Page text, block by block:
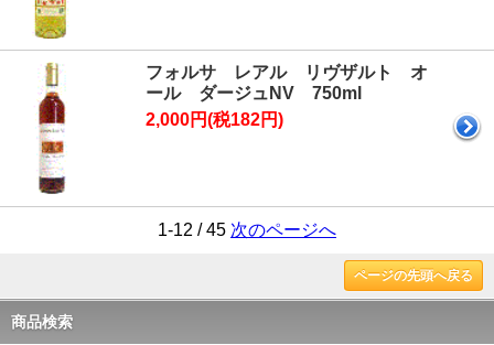
フォルサ レアル リヴザルト オ
ール ダージュNV 750ml
2,000円(税182円)
1-12 / 45 次のページへ
ページの先頭へ戻る
商品検索